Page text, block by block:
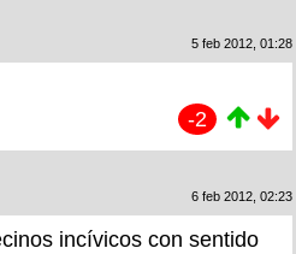
5 feb 2012, 01:28
-2
6 feb 2012, 02:23
incívicos con sentido